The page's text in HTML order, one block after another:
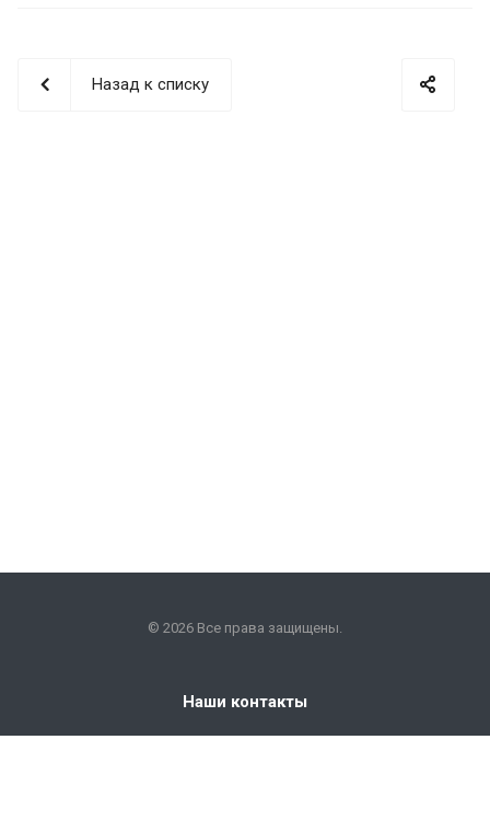
Назад к списку
© 2026 Все права защищены.
Наши контакты